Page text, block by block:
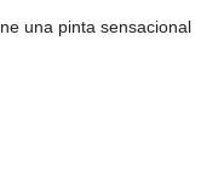
una pinta sensacional